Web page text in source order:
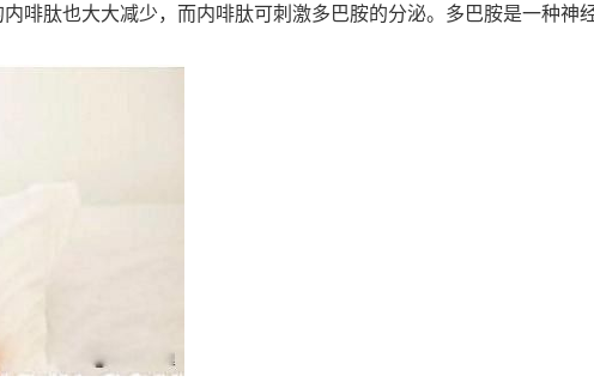
啡肽也大大减少，而内啡肽可刺激多巴胺的分泌。多巴胺是一种神